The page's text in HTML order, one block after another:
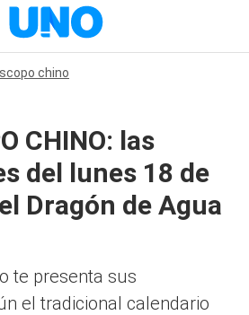
chino
CHINO: las
del lunes 18 de
Dragón de Agua
te presenta sus
el tradicional calendario